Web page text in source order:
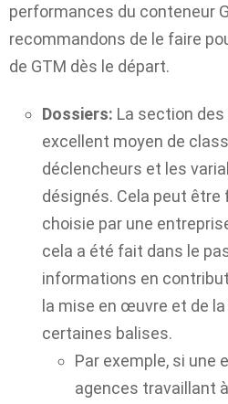
performances du conteneur
recommandons de le faire
de GTM dès le départ.
Dossiers: La section
excellent moyen de
déclencheurs et les
désignés. Cela peut être
choisie par une
cela a été fait dans le
informations en
la mise en œuvre et de
certaines balises.
Par exemple, si une
agences travaillant